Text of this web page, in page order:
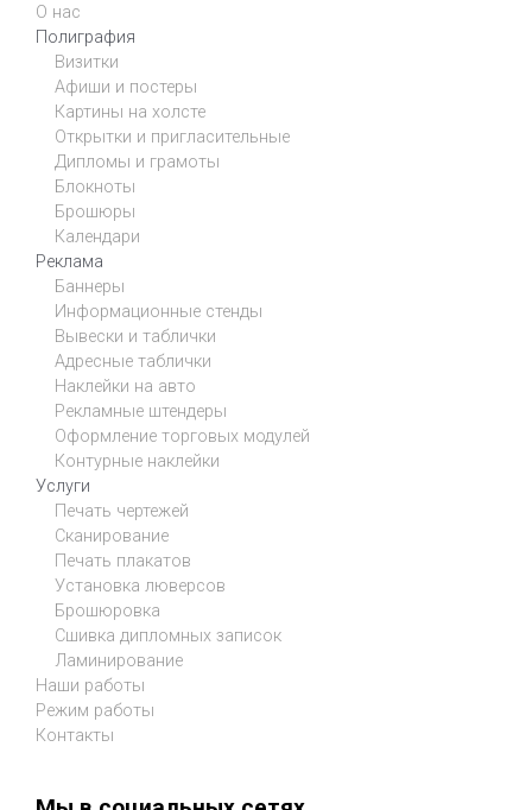
О нас
Полиграфия
Визитки
Афиши и постеры
Картины на холсте
Открытки и пригласительные
Дипломы и грамоты
Блокноты
Брошюры
Календари
Реклама
Баннеры
Информационные стенды
Вывески и таблички
Адресные таблички
Наклейки на авто
Рекламные штендеры
Оформление торговых модулей
Контурные наклейки
Услуги
Печать чертежей
Сканирование
Печать плакатов
Установка люверсов
Брошюровка
Сшивка дипломных записок
Ламинирование
Наши работы
Режим работы
Контакты